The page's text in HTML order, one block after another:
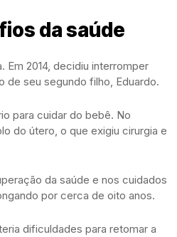
da saúde
Em 2014, decidiu interromper
de seu segundo filho, Eduardo.
para cuidar do bebê. No
do útero, o que exigiu cirurgia e
da saúde e nos cuidados
por cerca de oito anos.
dificuldades para retomar a